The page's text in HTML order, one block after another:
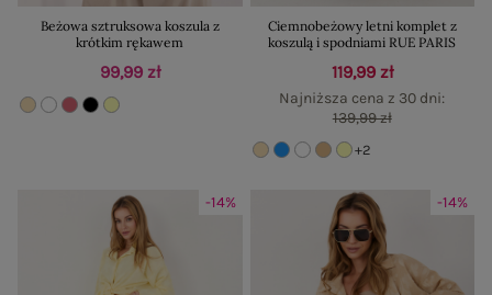
Beżowa sztruksowa koszula z
krótkim rękawem
99,99 zł
Ciemnobeżowy letni komplet z
koszulą i spodniami RUE PARIS
119,99 zł
Najniższa cena z 30 dni:
139,99 zł
+2
-14% -14%